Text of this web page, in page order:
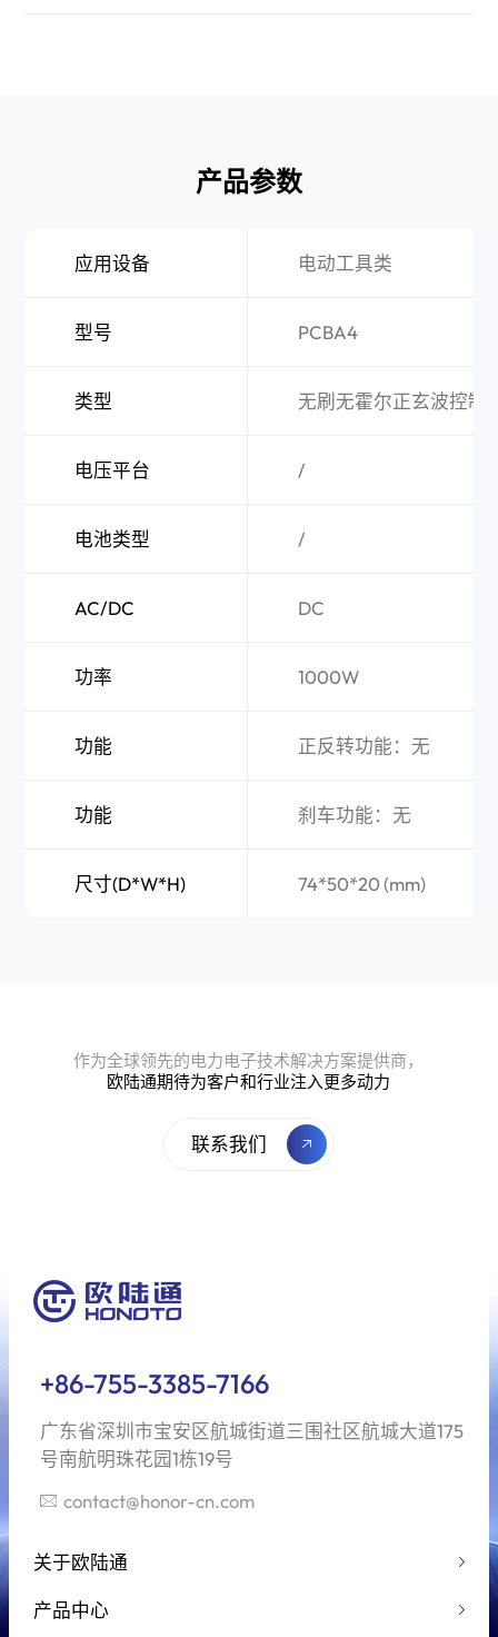
产品参数
应用设备 电动工具类
型号 PCBA4
类型 无刷无霍尔正玄波控制
电压平台 /
电池类型 /
AC/DC DC
功率 1000W
功能 正反转功能：无
功能 刹车功能：无
尺寸(D*W*H) 74*50*20 (mm)
作为全球领先的电力电子技术解决方案提供商，
欧陆通期待为客户和行业注入更多动力
联系我们
+86-755-3385-7166
广东省深圳市宝安区航城街道三围社区航城大道175
号南航明珠花园1栋19号
contact@honor-cn.com
关于欧陆通
产品中心